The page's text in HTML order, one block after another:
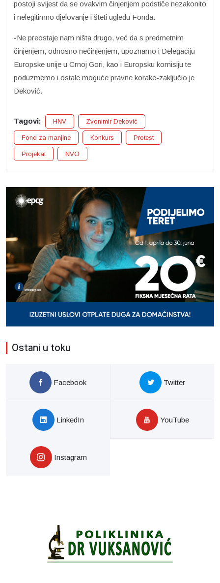
postoji svijest da se ovakvim činjenjem podstiče nezakonito
i nelegitimno djelovanje i šteti ugledu Fonda.
-Ne preostaje nam ništa drugo, već da s predmetnim
činjenjem, odnosno nečinjenjem, upoznamo i Delegaciju
Europske unije u Crnoj Gori, kao i Europsku komisiju te
poduzmemo i ostale moguće pravne korake-zaključio je
Deković.
Tagovi: HNV Zvonimir Deković
Fond za manjine Konkurs Protest
Projekat NVO
Ostani u toku
Facebook Twitter
LinkedIn YouTube
Instagram